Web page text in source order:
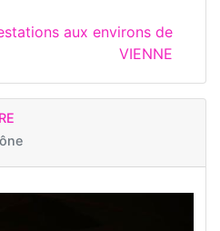
aux environs de
VIENNE